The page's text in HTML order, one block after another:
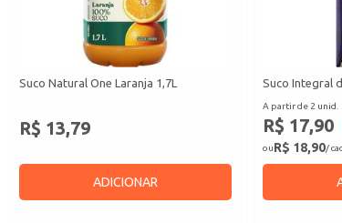
Suco Natural One Laranja 1,7L
R$ 13,79
ADICIONAR
Suco Integral
A partir de 2 unid.
R$ 17,90
ouR$ 18,90/